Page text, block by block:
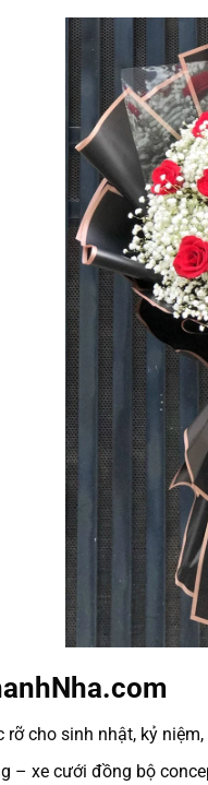
cho sinh nhật, kỷ
– xe cưới đồng bộ